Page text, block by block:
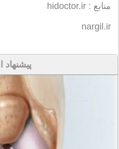
منابع : hidoctor.ir
nargil.ir
پیشنهاد